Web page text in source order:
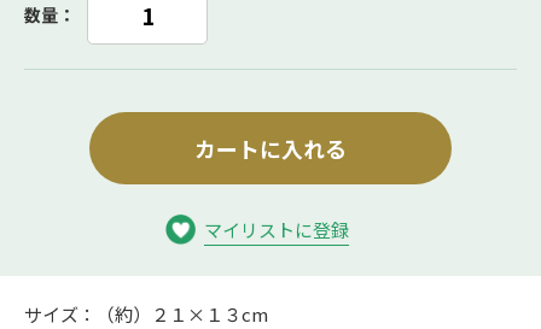
数量：
カートに入れる
マイリストに登録
サイズ：（約）２１×１３cm